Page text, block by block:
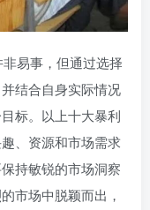
易事，但通过选择
结合自身实际情况
标。以上十大暴利
、资源和市场需求
持敏锐的市场洞察
市场中脱颖而出，